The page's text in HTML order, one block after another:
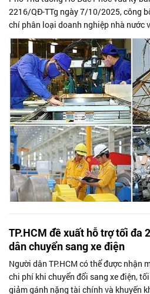
2216/QĐ-TTg ngày 7/10/2025, công
chí phân loại doanh nghiệp nhà nước
nước trong giai đoạn...
TP.HCM đề xuất hỗ trợ tối đa
dân chuyển sang xe điện
Người dân TP.HCM có thể được nhận
chi phí khi chuyển đổi sang xe điện,
giảm gánh nặng tài chính và khuyến